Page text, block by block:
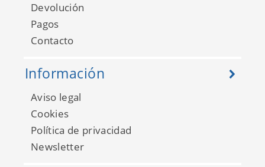
Devolución
Pagos
Contacto
Información
Aviso legal
Cookies
Política de privacidad
Newsletter